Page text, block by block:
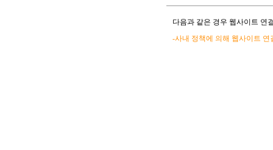
다음과 같은 경우 웹사이트 연
-사내 정책에 의해 웹사이트